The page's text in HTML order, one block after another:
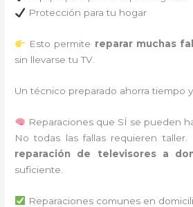
Protección para tu hogar
Esto permite reparar muchas
sin llevarse tu TV.
Un técnico preparado ahorra tiempo
Reparaciones que SÍ se pueden
No todas las fallas requieren taller.
reparación de televisores a
suficiente.
Reparaciones comunes en